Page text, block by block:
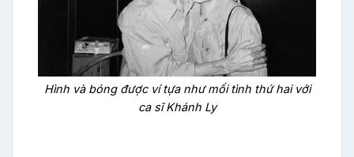
Hình và bóng được ví tựa như mối tình thứ hai với
ca sĩ Khánh Ly